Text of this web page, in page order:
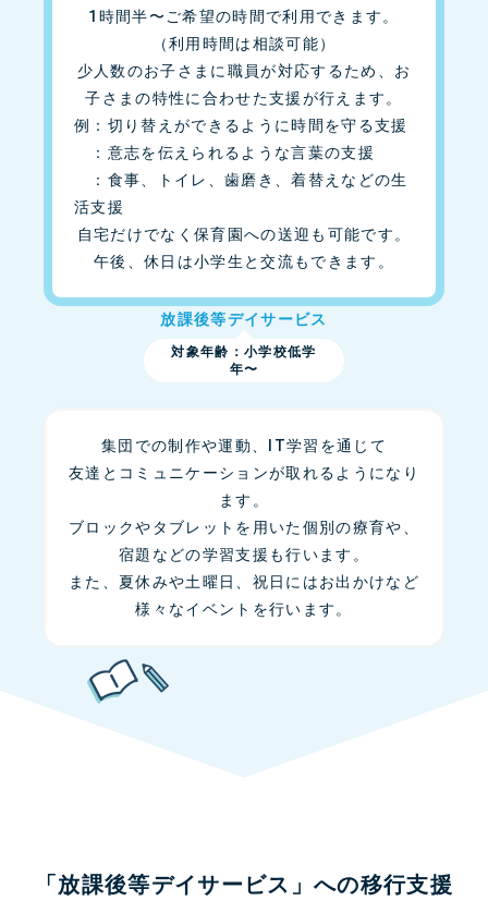
1時間半〜ご希望の時間で利用できます。
（利用時間は相談可能）
少人数のお子さまに職員が対応するため、お
子さまの特性に合わせた支援が行えます。
例：切り替えができるように時間を守る支援
：意志を伝えられるような言葉の支援
：食事、トイレ、歯磨き、着替えなどの生
活支援
自宅だけでなく保育園への送迎も可能です。
午後、休日は小学生と交流もできます。
放課後等デイサービス
対象年齢：小学校低学
年〜
集団での制作や運動、IT学習を通じて
友達とコミュニケーションが取れるようになり
ます。
ブロックやタブレットを用いた個別の療育や、
宿題などの学習支援も行います。
また、夏休みや土曜日、祝日にはお出かけなど
様々なイベントを行います。
「放課後等デイサービス」への移行支援